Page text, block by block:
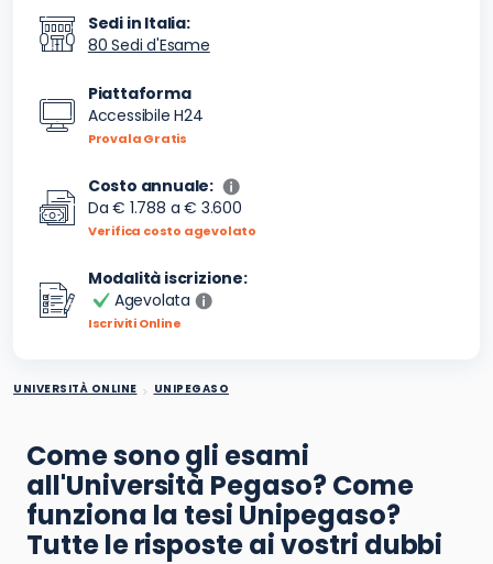
Sedi in Italia:
80 Sedi d'Esame
Piattaforma
Accessibile H24
Provala Gratis
Costo annuale:
Da€ 1.788 a€ 3.600
Verifica costo agevolato
Modalità iscrizione:
Agevolata
Iscriviti Online
UNIVERSITÀ ONLINE UNIPEGASO
Come sono gli esami
all'Università Pegaso? Come
funziona la tesi Unipegaso?
Tutte le risposte ai vostri dubbi